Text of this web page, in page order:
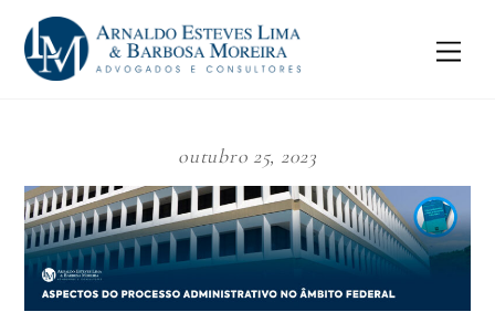
content
outubro 25, 2023